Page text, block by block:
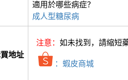
適用於哪些病症？
成人型糖尿病
地址
注意： 如未找到，請縮短
：蝦皮商城